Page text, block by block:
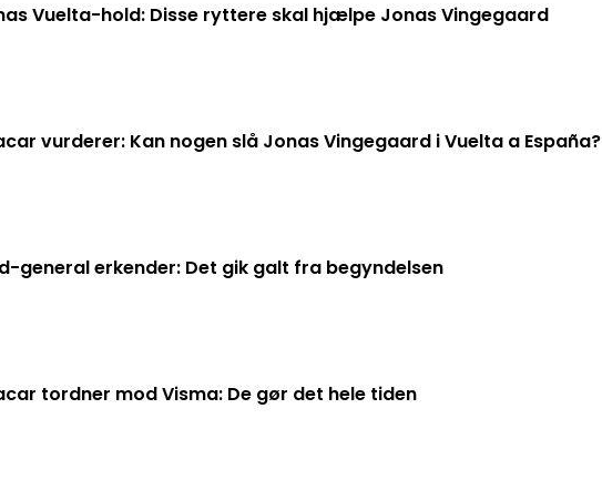
Vuelta-hold: Disse ryttere skal hjælpe Jonas Vingegaard
vurderer: Kan nogen slå Jonas Vingegaard i Vuelta a España?
general erkender: Det gik galt fra begyndelsen
tordner mod Visma: De gør det hele tiden